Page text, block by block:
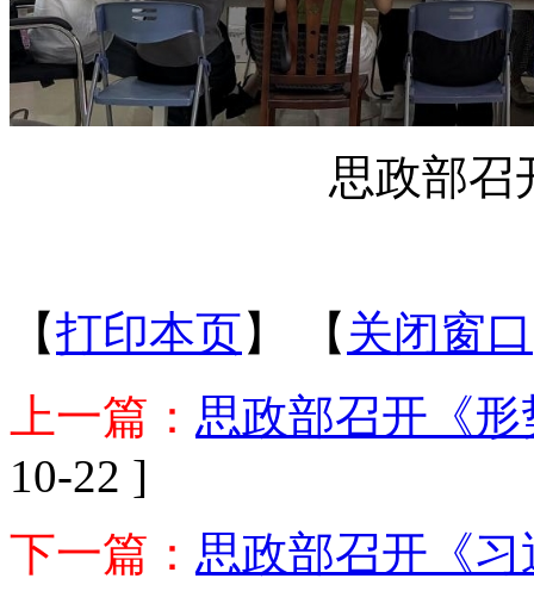
思政部召
【打印本页】 【 关闭窗口
上一篇： 思政部召开《
10-22 ]
下一篇： 思政部召开《